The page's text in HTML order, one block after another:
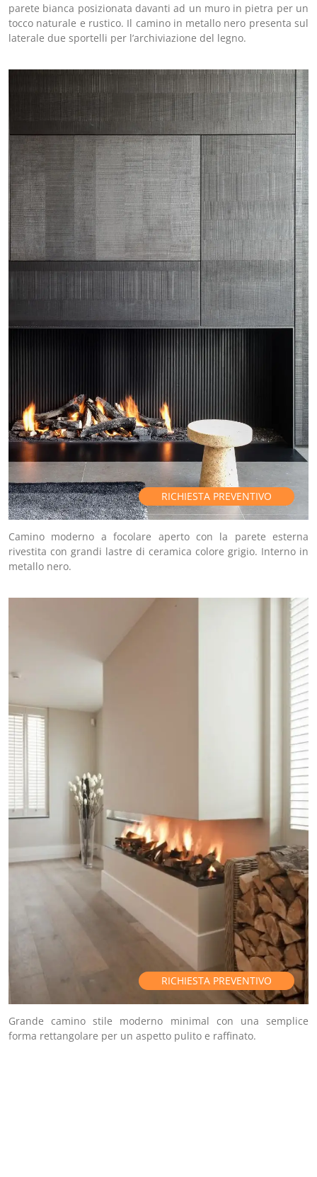
parete bianca posizionata davanti ad un muro in pietra per un
tocco naturale e rustico. Il camino in metallo nero presenta sul
laterale due sportelli per l’archiviazione del legno.
RICHIESTA PREVENTIVO
Camino moderno a focolare aperto con la parete esterna
rivestita con grandi lastre di ceramica colore grigio. Interno in
metallo nero.
RICHIESTA PREVENTIVO
Grande camino stile moderno minimal con una semplice
forma rettangolare per un aspetto pulito e raffinato.